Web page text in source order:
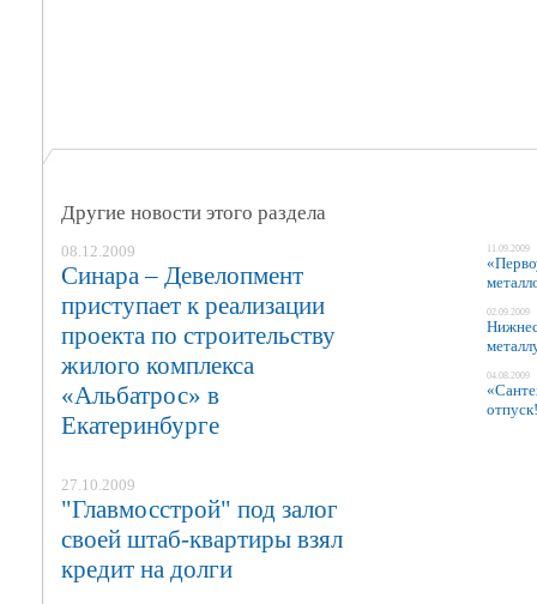
Другие новости этого раздела
08.12.2009
Синара – Девелопмент
приступает к реализации
проекта по строительству
жилого комплекса
«Альбатрос» в
Екатеринбурге
27.10.2009
"Главмосстрой" под залог
своей штаб-квартиры взял
кредит на долги
11.09.2009
02.09.2009
04.08.2009
отпуск!